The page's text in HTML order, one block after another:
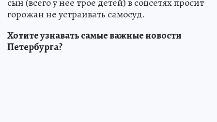
сын (всего у нее трое детей) в соцсетях просит
горожан не устраивать самосуд.
Хотите узнавать самые важные новости
Петербурга?